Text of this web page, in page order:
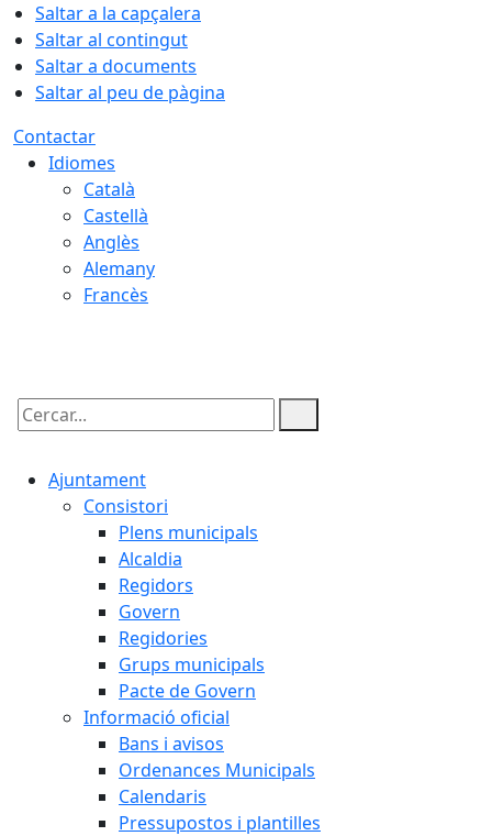
Saltar a la capçalera
Saltar al contingut
Saltar a documents
Saltar al peu de pàgina
Contactar
Idiomes
Català
Castellà
Anglès
Alemany
Francès
Cercar:
Ajuntament
Consistori
Plens municipals
Alcaldia
Regidors
Govern
Regidories
Grups municipals
Pacte de Govern
Informació oficial
Bans i avisos
Ordenances Municipals
Calendaris
Pressupostos i plantilles